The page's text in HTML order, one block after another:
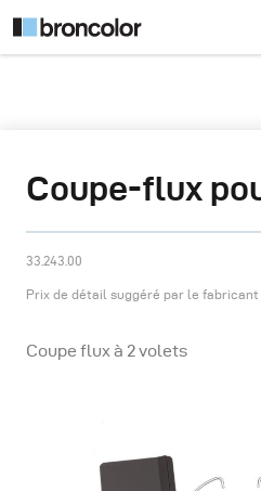
Coupe-flux
33.243.00
Prix de détail suggéré par le fabricant
Coupe flux à 2 volets